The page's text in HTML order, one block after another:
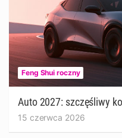
Feng Shui roczny
Auto 2027: szczęśliwy
15 czerwca 2026